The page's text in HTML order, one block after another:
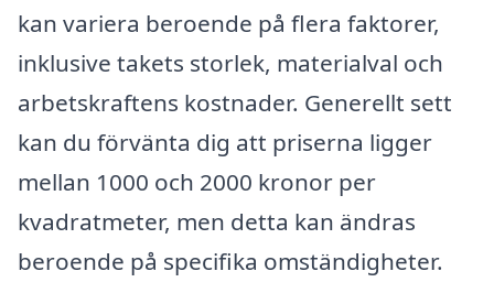
kan variera beroende på flera faktorer,
inklusive takets storlek, materialval och
arbetskraftens kostnader. Generellt sett
kan du förvänta dig att priserna ligger
mellan 1000 och 2000 kronor per
kvadratmeter, men detta kan ändras
beroende på specifika omständigheter.